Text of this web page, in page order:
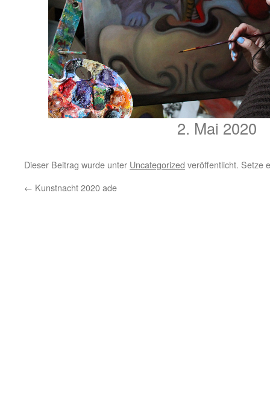
2. Mai 2020
Dieser Beitrag wurde unter Uncategorized veröffentlicht. Setze
← Kunstnacht 2020 ade